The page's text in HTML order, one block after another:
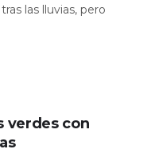
las lluvias, pero
verdes con